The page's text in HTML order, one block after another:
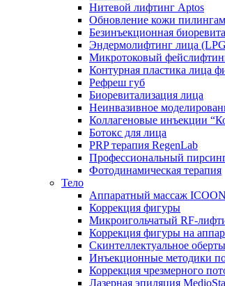
Нитевой лифтинг Aptos
Обновление кожи
Безинъекционная
Эндермолифтинг лица
Микротоковый
Контурная пластика лица
Рефреш губ
Биоревитализация лица
Неинвазивное
Коллагеновые инъекции
Ботокс для лица
PRP терапия RegenLab
Профессиональный
Фотодинамическая терапия
Тело
Аппаратный массаж
Коррекция фигуры
Микроигольчатый RF-
Коррекция фигуры на
Скинтеллектуальное
Инъекционные методики
Коррекция чрезмерного
Лазерная эпиляция